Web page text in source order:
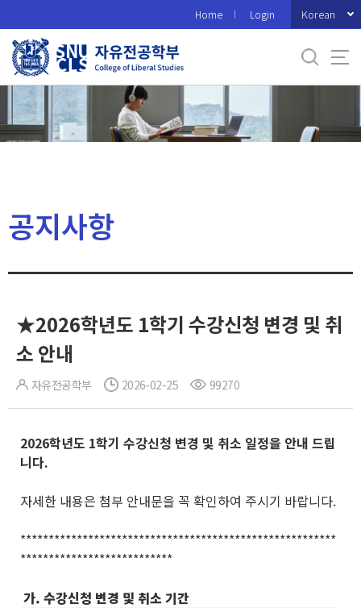
로
메
Home Login Korean
공지사항
★2026학년도 1학기 수강신청 변경 및 취
소 안내
자유전공학부 2026-02-25 99270
2026학년도 1학기 수강신청 변경 및 취소 일정을 안내 드립
니다.
자세한 내용은 첨부 안내문을 꼭 확인하여 주시기 바랍니다.
********************************************************
***************************
가. 수강신청 변경 및 취소 기간